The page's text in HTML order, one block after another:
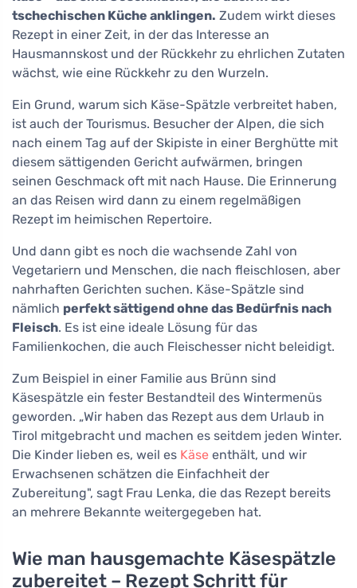
tschechischen Küche anklingen. Zudem wirkt dieses
Rezept in einer Zeit, in der das Interesse an
Hausmannskost und der Rückkehr zu ehrlichen Zutaten
wächst, wie eine Rückkehr zu den Wurzeln.
Ein Grund, warum sich Käse-Spätzle verbreitet haben,
ist auch der Tourismus. Besucher der Alpen, die sich
nach einem Tag auf der Skipiste in einer Berghütte mit
diesem sättigenden Gericht aufwärmen, bringen
seinen Geschmack oft mit nach Hause. Die Erinnerung
an das Reisen wird dann zu einem regelmäßigen
Rezept im heimischen Repertoire.
Und dann gibt es noch die wachsende Zahl von
Vegetariern und Menschen, die nach fleischlosen, aber
nahrhaften Gerichten suchen. Käse-Spätzle sind
nämlich perfekt sättigend ohne das Bedürfnis nach
Fleisch. Es ist eine ideale Lösung für das
Familienkochen, die auch Fleischesser nicht beleidigt.
Zum Beispiel in einer Familie aus Brünn sind
Käsespätzle ein fester Bestandteil des Wintermenüs
geworden. „Wir haben das Rezept aus dem Urlaub in
Tirol mitgebracht und machen es seitdem jeden Winter.
Die Kinder lieben es, weil es Käse enthält, und wir
Erwachsenen schätzen die Einfachheit der
Zubereitung", sagt Frau Lenka, die das Rezept bereits
an mehrere Bekannte weitergegeben hat.
Wie man hausgemachte Käsespätzle
zubereitet – Rezept Schritt für